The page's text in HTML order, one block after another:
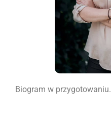
Biogram w przygotowaniu.